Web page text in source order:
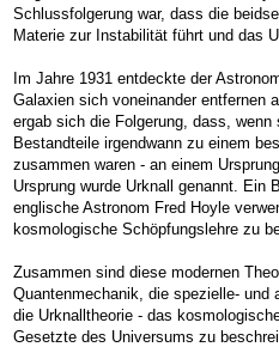
Schlussfolgerung war, dass die
Materie zur Instabilität führt und das
Im Jahre 1931 entdeckte der
Galaxien sich voneinander entfernen
ergab sich die Folgerung, dass,
Bestandteile irgendwann zu einem
zusammen waren - an einem
Ursprung wurde Urknall genannt. Ein
englische Astronom Fred Hoyle
kosmologische Schöpfungslehre zu
Zusammen sind diese modernen
Quantenmechanik, die spezielle- und
die Urknalltheorie - das
Gesetzte des Universums zu